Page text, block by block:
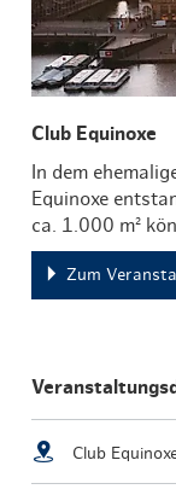
Club Equinoxe
In dem
Equinoxe
ca. 1.000 m²
Zum
Club